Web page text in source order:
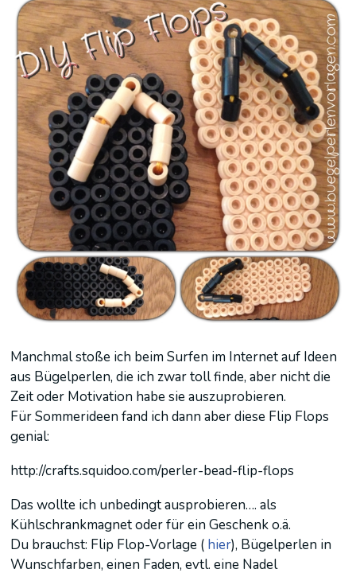
Manchmal stoße ich beim Surfen im Internet auf Ideen
aus Bügelperlen, die ich zwar toll finde, aber nicht die
Zeit oder Motivation habe sie auszuprobieren.
Für Sommerideen fand ich dann aber diese Flip Flops
genial:
http://crafts.squidoo.com/perler-bead-flip-flops
Das wollte ich unbedingt ausprobieren…. als
Kühlschrankmagnet oder für ein Geschenk o.ä.
Du brauchst: Flip Flop-Vorlage ( hier), Bügelperlen in
Wunschfarben, einen Faden, evtl. eine Nadel